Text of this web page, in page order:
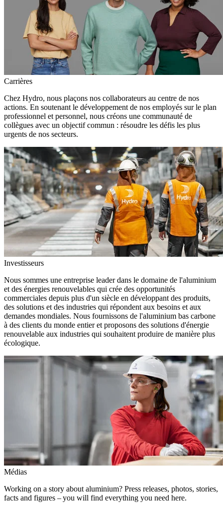
Carrières
Chez Hydro, nous plaçons nos collaborateurs au centre de nos
actions. En soutenant le développement de nos employés sur le plan
professionnel et personnel, nous créons une communauté de
collègues avec un objectif commun : résoudre les défis les plus
urgents de nos secteurs.
Investisseurs
Nous sommes une entreprise leader dans le domaine de l'aluminium
et des énergies renouvelables qui crée des opportunités
commerciales depuis plus d'un siècle en développant des produits,
des solutions et des industries qui répondent aux besoins et aux
demandes mondiales. Nous fournissons de l'aluminium bas carbone
à des clients du monde entier et proposons des solutions d'énergie
renouvelable aux industries qui souhaitent produire de manière plus
écologique.
Médias
Working on a story about aluminium? Press releases, photos, stories,
facts and figures – you will find everything you need here.